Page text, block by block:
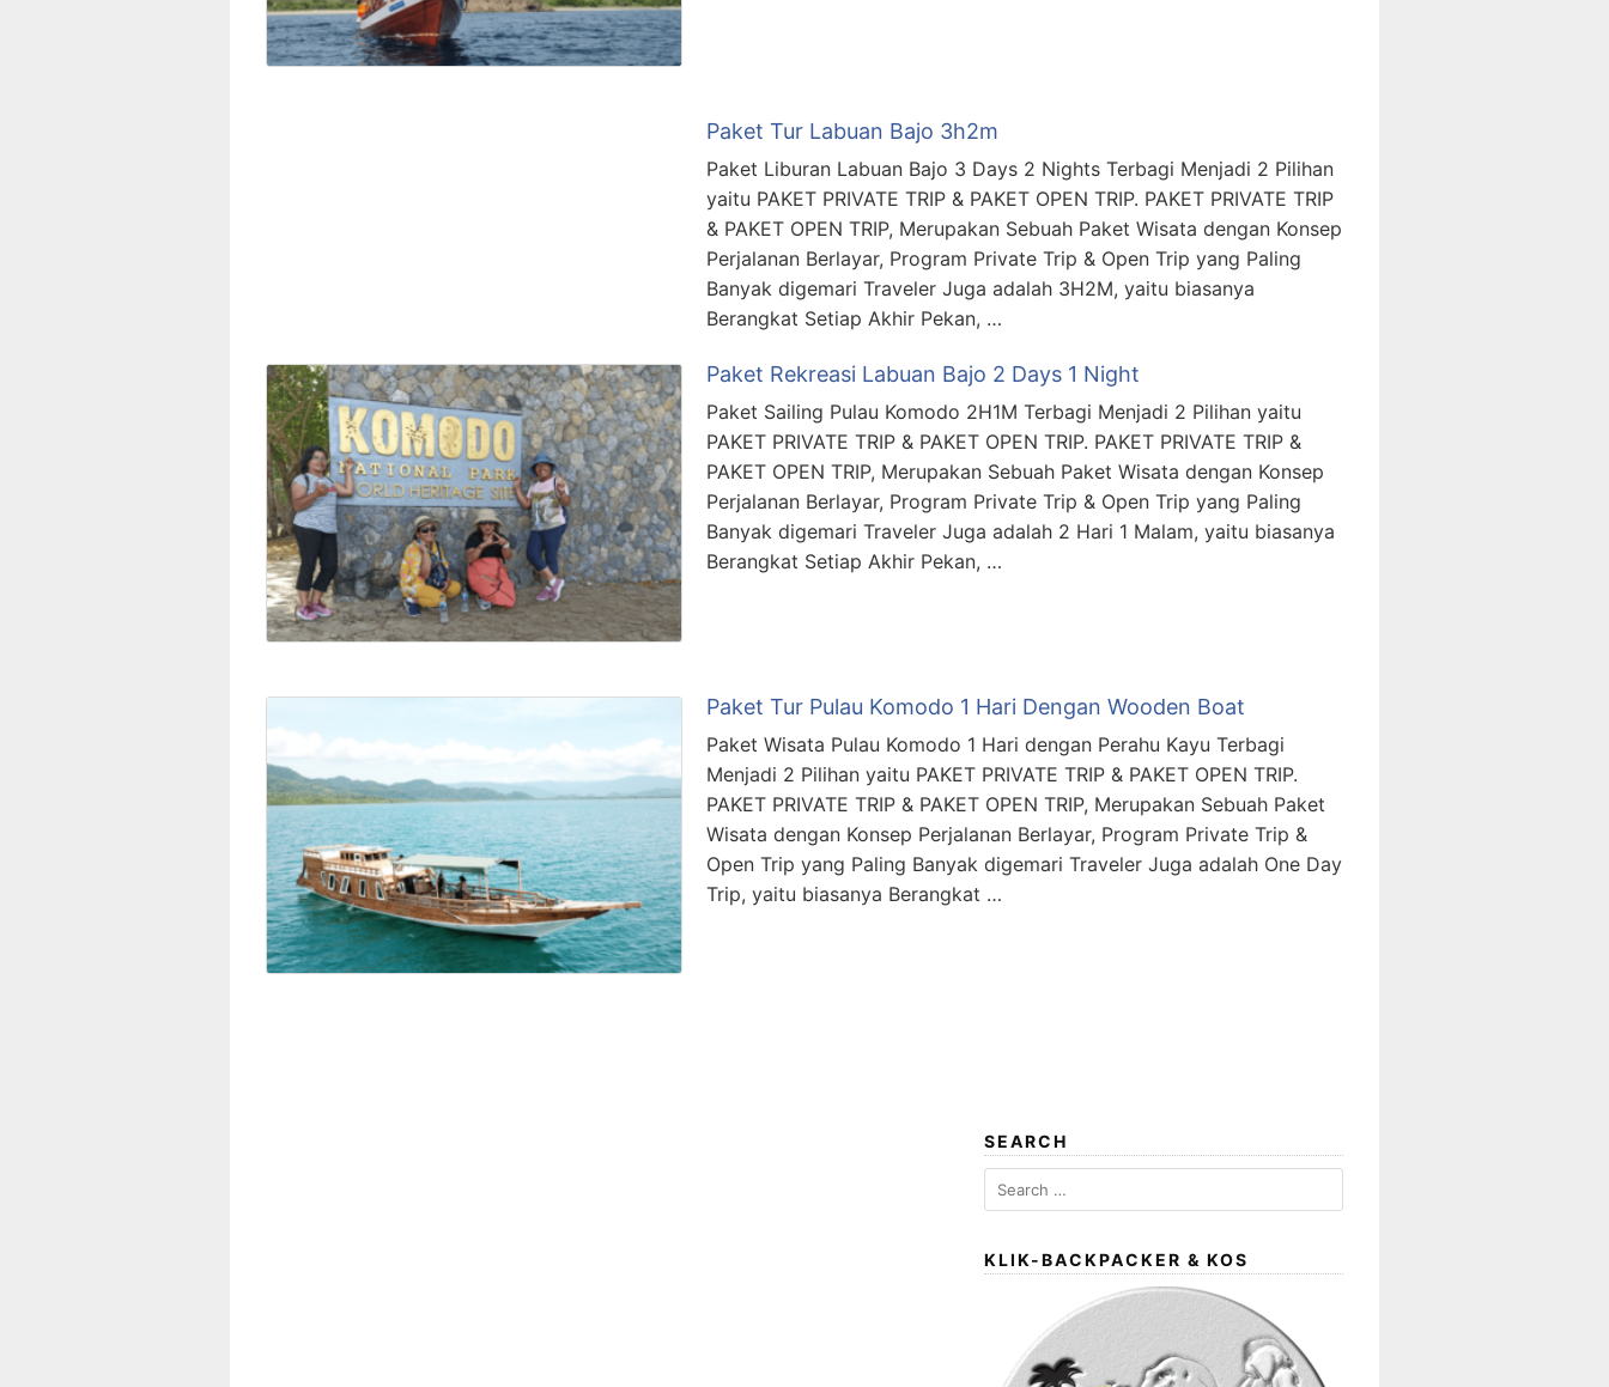
Paket Tur Labuan Bajo 3h2m
Paket Liburan Labuan Bajo 3 Days 2 Nights Terbagi Menjadi 2 Pilihan
yaitu PAKET PRIVATE TRIP & PAKET OPEN TRIP. PAKET PRIVATE TRIP
& PAKET OPEN TRIP, Merupakan Sebuah Paket Wisata dengan Konsep
Perjalanan Berlayar, Program Private Trip & Open Trip yang Paling
Banyak digemari Traveler Juga adalah 3H2M, yaitu biasanya
Berangkat Setiap Akhir Pekan, …
Paket Rekreasi Labuan Bajo 2 Days 1 Night
Paket Sailing Pulau Komodo 2H1M Terbagi Menjadi 2 Pilihan yaitu
PAKET PRIVATE TRIP & PAKET OPEN TRIP. PAKET PRIVATE TRIP &
PAKET OPEN TRIP, Merupakan Sebuah Paket Wisata dengan Konsep
Perjalanan Berlayar, Program Private Trip & Open Trip yang Paling
Banyak digemari Traveler Juga adalah 2 Hari 1 Malam, yaitu biasanya
Berangkat Setiap Akhir Pekan, …
Paket Tur Pulau Komodo 1 Hari Dengan Wooden Boat
Paket Wisata Pulau Komodo 1 Hari dengan Perahu Kayu Terbagi
Menjadi 2 Pilihan yaitu PAKET PRIVATE TRIP & PAKET OPEN TRIP.
PAKET PRIVATE TRIP & PAKET OPEN TRIP, Merupakan Sebuah Paket
Wisata dengan Konsep Perjalanan Berlayar, Program Private Trip &
Open Trip yang Paling Banyak digemari Traveler Juga adalah One Day
Trip, yaitu biasanya Berangkat …
SEARCH
Search
for:
KLIK-BACKPACKER & KOS